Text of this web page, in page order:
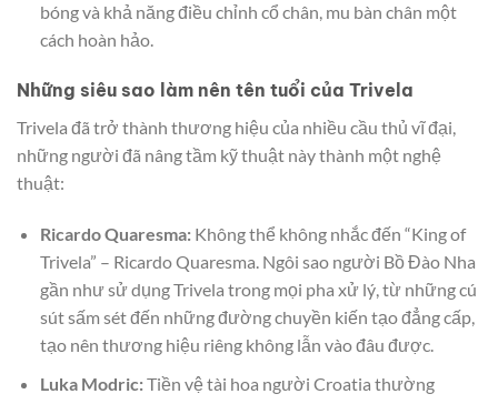
bóng và khả năng điều chỉnh cổ chân, mu bàn chân một
cách hoàn hảo.
Những siêu sao làm nên tên tuổi của Trivela
Trivela đã trở thành thương hiệu của nhiều cầu thủ vĩ đại,
những người đã nâng tầm kỹ thuật này thành một nghệ
thuật:
Ricardo Quaresma:Không thể không nhắc đến “King of
Trivela” – Ricardo Quaresma. Ngôi sao người Bồ Đào Nha
gần như sử dụng Trivela trong mọi pha xử lý, từ những cú
sút sấm sét đến những đường chuyền kiến tạo đẳng cấp,
tạo nên thương hiệu riêng không lẫn vào đâu được.
Luka Modric:Tiền vệ tài hoa người Croatia thường